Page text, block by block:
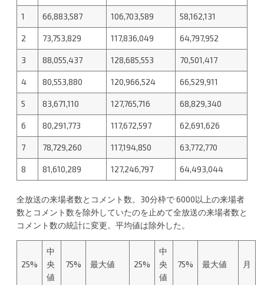
1 66,883,587 106,703,589 58,162,131
2 73,753,829 117,836,049 64,797,952
3 88,055,437 128,685,553 70,501,417
4 80,553,880 120,966,524 66,529,911
5 83,671,110 127,765,716 68,829,340
6 80,291,773 117,672,597 62,691,626
7 78,729,260 117,194,850 63,772,770
8 81,610,289 127,246,797 64,493,044
全放送の来場者数とコメント数。30分枠で 6000以上の来場者
数とコメント数を除外していたのを止めて全放送の来場者数と
コメント数の統計に変更。平均値は除外した。
25%
中
央
値
75% 最大値 25%
中
央
値
75% 最大値 月